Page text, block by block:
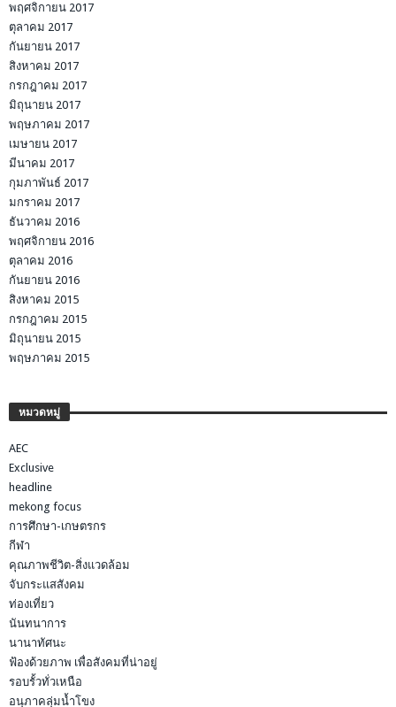
พฤศจิกายน 2017
ตุลาคม 2017
กันยายน 2017
สิงหาคม 2017
กรกฎาคม 2017
มิถุนายน 2017
พฤษภาคม 2017
เมษายน 2017
มีนาคม 2017
กุมภาพันธ์ 2017
มกราคม 2017
ธันวาคม 2016
พฤศจิกายน 2016
ตุลาคม 2016
กันยายน 2016
สิงหาคม 2015
กรกฎาคม 2015
มิถุนายน 2015
พฤษภาคม 2015
หมวดหมู่
AEC
Exclusive
headline
mekong focus
การศึกษา-เกษตรกร
กีฬา
คุณภาพชีวิต-สิ่งแวดล้อม
จับกระแสสังคม
ท่องเที่ยว
นันทนาการ
นานาทัศนะ
ฟ้องด้วยภาพ เพื่อสังคมที่น่าอยู่
รอบรั้วทั่วเหนือ
อนุภาคลุ่มน้ำโขง